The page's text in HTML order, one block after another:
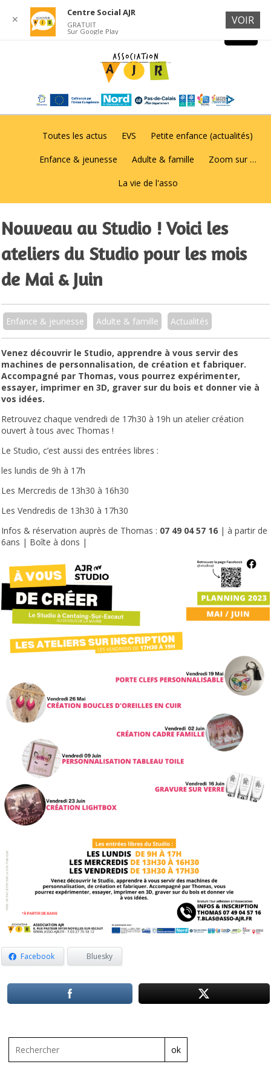
Toutes les actus EVS Petite enfance (actualités)
Enfance & jeunesse Adulte & famille Zoom sur …
La vie de l'asso
Nouveau au Studio ! Voici les
ateliers du Studio pour les mois
de Mai & Juin
Enfance & jeunesse Adulte & famille Actualités
Venez découvrir le Studio, apprendre à vous servir des
machines de personnalisation, de création et fabriquer.
Accompagné par Thomas, vous pourrez expérimenter,
essayer, imprimer en 3D, graver sur du bois et donner vie à
vos idées.
Retrouvez chaque vendredi de 17h30 à 19h un atelier création
ouvert à tous avec Thomas !
Le Studio, c’est aussi des entrées libres :
les lundis de 9h à 17h
Les Mercredis de 13h30 à 16h30
Les Vendredis de 13h30 à 17h30
Infos & réservation auprès de Thomas : 07 49 04 57 16 | à partir de
6ans | Boîte à dons |
Facebook Bluesky
ok
✕
Centre Social AJR
GRATUIT
Sur Google Play
VOIR